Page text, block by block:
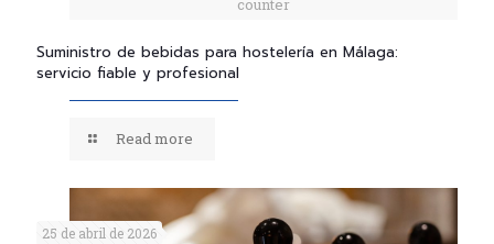
counter
Suministro de bebidas para hostelería en Málaga:
servicio fiable y profesional
Read more
25 de abril de 2026